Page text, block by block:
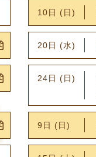
10日 (日)
20日 (水)
24日 (日)
9日 (日)